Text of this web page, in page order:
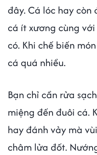
đây. Cá lóc hay
cá ít xương cùng
có. Khi chế biến
cá quá nhiều.
Bạn chỉ cần rửa
miệng đến đuôi cá.
hay đánh vảy mà
châm lửa đốt.